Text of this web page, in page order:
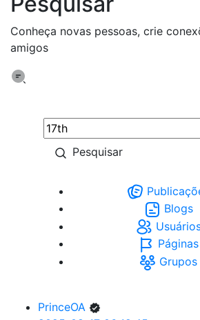
Conheça novas pessoas, crie
amigos
Pesquisar
Blogs
Páginas
Grupos
PrinceOA